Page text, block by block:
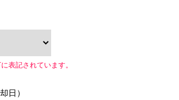
表記されています。
日）